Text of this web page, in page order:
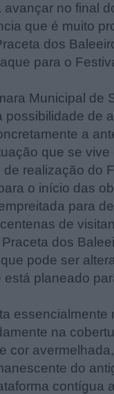
avançar no final
que é muito
dos
para o
Municipal de
possibilidade de
a
que se
realização do
o início das
para
de
dos
pode ser
planeado
essencialmente
na
cor
do
contígua